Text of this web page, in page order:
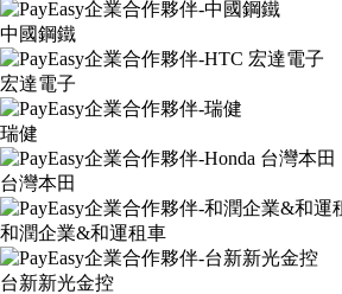
中國鋼鐵
宏達電子
瑞健
台灣本田
和潤企業&和運租車
台新新光金控